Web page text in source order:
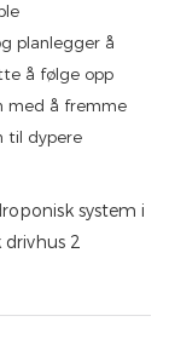
planlegger å
å følge opp
med å fremme
til dypere